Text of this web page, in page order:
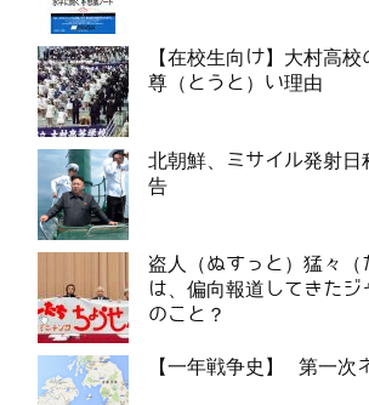
【在校生向け】大村高
尊（とうと）い理由
北朝鮮、ミサイル発射日
告
盗人（ぬすっと）猛々（
は、偏向報道してきたジ
のこと？
【一年戦争史】 第一次